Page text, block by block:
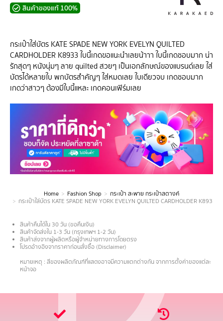
สินค้าของแท้ 100%
กระเป๋าใส่บัตร KATE SPADE NEW YORK EVELYN QUILTED
CARDHOLDER K8933 ใบนี้เกดขอแนะนำเลยน้าาา ใบนี้เกดชอบมาก น่า
รักสุดๆ หนังนุ่มๆ ลาย quilted สวยๆ เป็นเอกลักษณ์ของแบรนด์เลย ใส่
บัตรได้หลายใบ พกบัตรสำคัญๆ ใส่หมดเลย ใบเดียวจบ เกดชอบมาก
เกดว่าสาวๆ ต้องมีใบนี้แหละ เกดคอนเฟิร์มเลย
You are here:
Home Fashion Shop
กระเป๋า สะพาย กระเป๋าสตางค์
กระเป๋าใส่บัตร KATE SPADE NEW YORK EVELYN QUILTED CARDHOLDER K8933
สินค้าคืนได้ใน 30 วัน (ขอคืนเงิน)
สินค้าจัดส่งใน 1-3 วัน (กรุงเทพฯ 1-2 วัน)
สินค้าส่งจากผู้ผลิตหรือผู้จำหน่ายทางการโดยตรง
โปรดอ้างอิงจากราคาก่อนสั่งซื้อ (Disclaimer)
หมายเหตุ : สีของผลิตภัณฑ์ที่แสดงอาจมีความแตกต่างกัน จากการตั้งค่าของแต่ละ
หน้าจอ